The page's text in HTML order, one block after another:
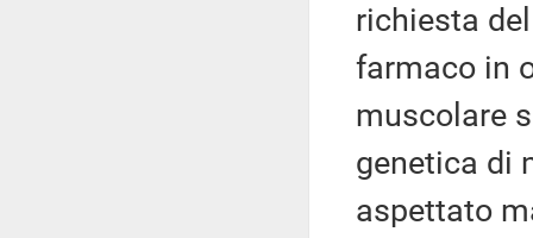
richiesta
farmaco in
muscolare
genetica di
aspettato